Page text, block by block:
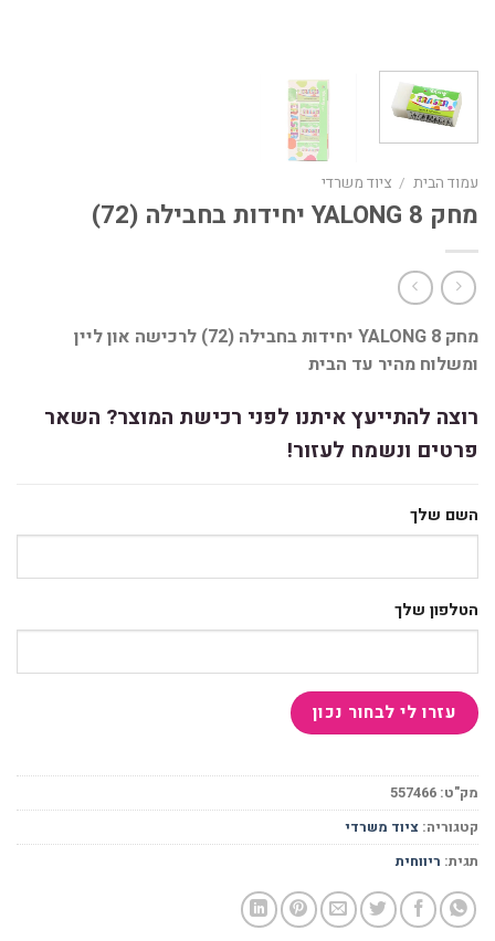
עמוד הבית / ציוד משרדי
מחק YALONG 8 יחידות בחבילה (72)
מחק YALONG 8 יחידות בחבילה (72) לרכישה און ליין
ומשלוח מהיר עד הבית
רוצה להתייעץ איתנו לפני רכישת המוצר? השאר
פרטים ונשמח לעזור!
השם שלך
הטלפון שלך
מק"ט:557466
קטגוריה:ציוד משרדי
תגית:ריווחית